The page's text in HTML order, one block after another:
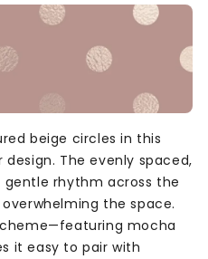
beige circles in this
The evenly spaced,
rhythm across the
the space.
mocha
it easy to pair with